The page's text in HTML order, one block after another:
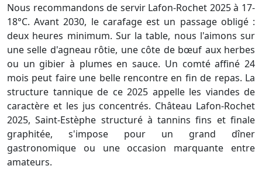
Nous recommandons de servir Lafon-Rochet 2025 à 17-
18°C. Avant 2030, le carafage est un passage obligé :
deux heures minimum. Sur la table, nous l'aimons sur
une selle d'agneau rôtie, une côte de bœuf aux herbes
ou un gibier à plumes en sauce. Un comté affiné 24
mois peut faire une belle rencontre en fin de repas. La
structure tannique de ce 2025 appelle les viandes de
caractère et les jus concentrés. Château Lafon-Rochet
2025, Saint-Estèphe structuré à tannins fins et finale
graphitée, s'impose pour un grand dîner
gastronomique ou une occasion marquante entre
amateurs.